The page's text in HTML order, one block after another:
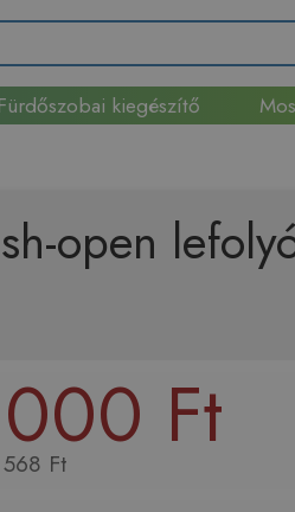
Fürdőszobai kiegészítő
open
Ft
Ft